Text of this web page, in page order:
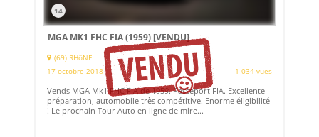
14
MGA MK1 FHC FIA (1959)[VENDU]
(69) RHôNE
17 octobre 2018
1 034 vues
Vends MGA Mk1 FHC FIA de 1959. Passeport FIA. Excellente
préparation, automobile très compétitive. Enorme éligibilité
! Le prochain Tour Auto en ligne de mire...